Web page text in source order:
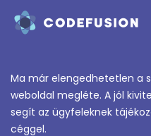
Ma már elengedhetetlen a
weboldal megléte. A jól
segít az ügyfeleknek
céggel.